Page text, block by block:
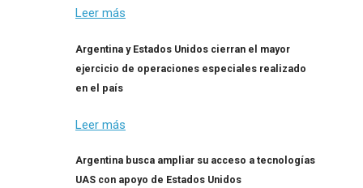
Leer más
Argentina y Estados Unidos cierran el mayor
ejercicio de operaciones especiales realizado
en el país
Leer más
Argentina busca ampliar su acceso a tecnologías
UAS con apoyo de Estados Unidos